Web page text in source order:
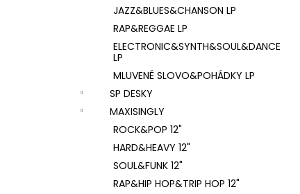
JAZZ&BLUES&CHANSON LP
RAP&REGGAE LP
ELECTRONIC&SYNTH&SOUL&DANCE
LP
MLUVENÉ SLOVO&POHÁDKY LP
SP DESKY
MAXISINGLY
ROCK&POP 12"
HARD&HEAVY 12"
SOUL&FUNK 12"
RAP&HIP HOP&TRIP HOP 12"